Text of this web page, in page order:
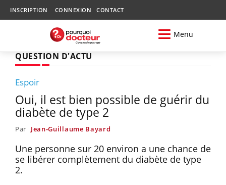
INSCRIPTION CONNEXION CONTACT
Menu
QUESTION D'ACTU
Espoir
Oui, il est bien possible de guérir du
diabète de type 2
Par Jean-Guillaume Bayard
Une personne sur 20 environ a une chance de
se libérer complètement du diabète de type
2.